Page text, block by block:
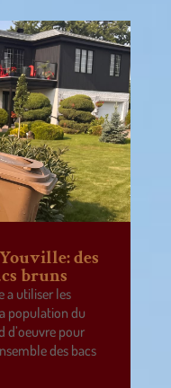
des
bruns
a utiliser les
population du
d’oeuvre pour
des bacs